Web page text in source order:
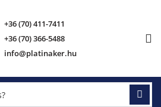
+36 (70) 411-7411
+36 (70) 366-5488
info@platinaker.hu